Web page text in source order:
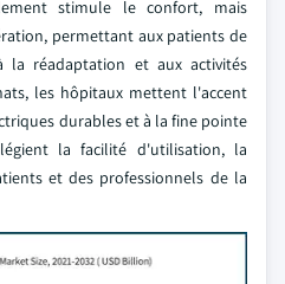
stimule le confort, mais
permettant aux patients de
la réadaptation et aux activités
les hôpitaux mettent l'accent
durables et à la fine pointe
la facilité d'utilisation, la
et des professionnels de la